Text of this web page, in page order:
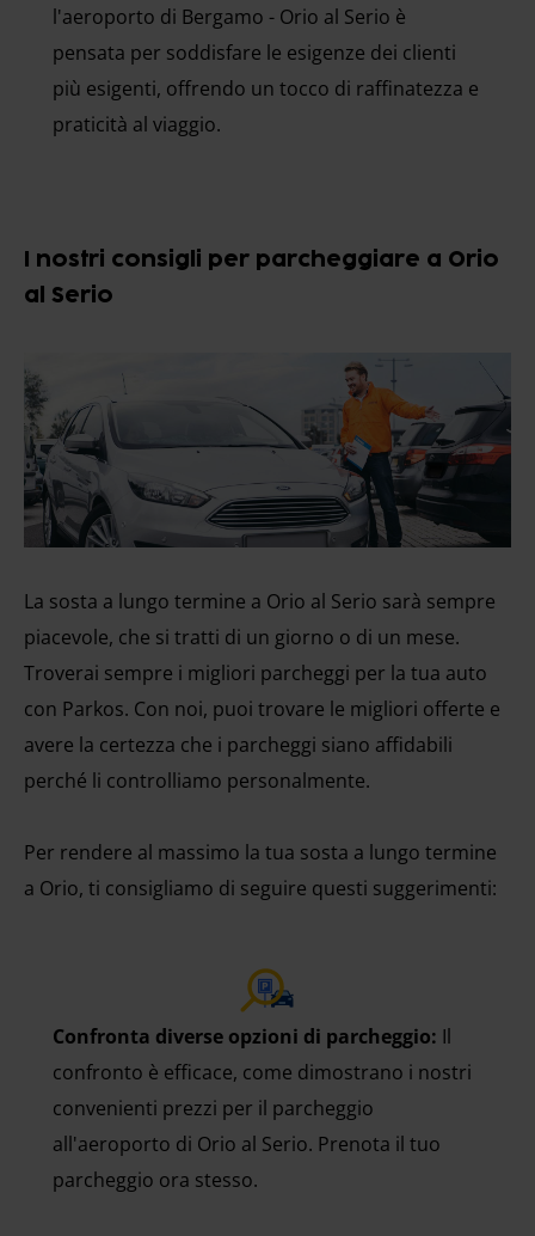
l'aeroporto di Bergamo - Orio al Serio è
pensata per soddisfare le esigenze dei clienti
più esigenti, offrendo un tocco di raffinatezza e
praticità al viaggio.
I nostri consigli per parcheggiare a Orio
al Serio
La sosta a lungo termine a Orio al Serio sarà sempre
piacevole, che si tratti di un giorno o di un mese.
Troverai sempre i migliori parcheggi per la tua auto
con Parkos. Con noi, puoi trovare le migliori offerte e
avere la certezza che i parcheggi siano affidabili
perché li controlliamo personalmente.
Per rendere al massimo la tua sosta a lungo termine
a Orio, ti consigliamo di seguire questi suggerimenti:
Confronta diverse opzioni di parcheggio: Il
confronto è efficace, come dimostrano i nostri
convenienti prezzi per il parcheggio
all'aeroporto di Orio al Serio. Prenota il tuo
parcheggio ora stesso.